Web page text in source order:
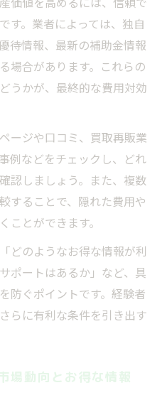
す。業者によっては、独自
待情報、最新の補助金情報
場合があります。これらの
うかが、最終的な費用対効
ージや口コミ、買取再販業
例などをチェックし、どれ
認しましょう。また、複数
することで、隠れた費用や
ことができます。
どのようなお得な情報が利
ポートはあるか」など、具
防ぐポイントです。経験者
らに有利な条件を引き出す
場動向とお得な情報